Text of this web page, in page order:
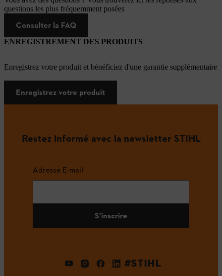
questions les plus fréquemment posées
Consulter la FAQ
ENREGISTREMENT DES PRODUITS
Enregistrez votre produit et bénéficiez d'une garantie supplémentaire
Enregistrez votre produit
Restez informé avec la newsletter STIHL
Adresse E-mail
S'inscrire
#STIHL